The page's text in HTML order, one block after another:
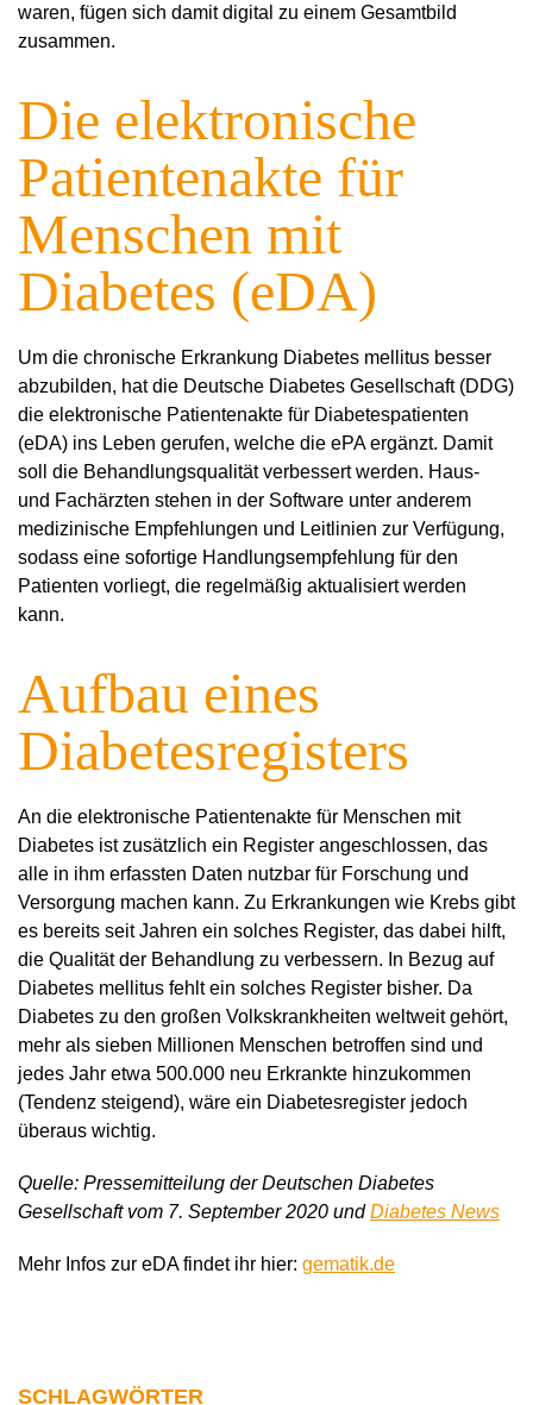
waren, fügen sich damit digital zu einem Gesamtbild
zusammen.
Die elektronische
Patientenakte für
Menschen mit
Diabetes (eDA)
Um die chronische Erkrankung Diabetes mellitus besser
abzubilden, hat die Deutsche Diabetes Gesellschaft (DDG)
die elektronische Patientenakte für Diabetespatienten
(eDA) ins Leben gerufen, welche die ePA ergänzt. Damit
soll die Behandlungsqualität verbessert werden. Haus-
und Fachärzten stehen in der Software unter anderem
medizinische Empfehlungen und Leitlinien zur Verfügung,
sodass eine sofortige Handlungsempfehlung für den
Patienten vorliegt, die regelmäßig aktualisiert werden
kann.
Aufbau eines
Diabetesregisters
An die elektronische Patientenakte für Menschen mit
Diabetes ist zusätzlich ein Register angeschlossen, das
alle in ihm erfassten Daten nutzbar für Forschung und
Versorgung machen kann. Zu Erkrankungen wie Krebs gibt
es bereits seit Jahren ein solches Register, das dabei hilft,
die Qualität der Behandlung zu verbessern. In Bezug auf
Diabetes mellitus fehlt ein solches Register bisher. Da
Diabetes zu den großen Volkskrankheiten weltweit gehört,
mehr als sieben Millionen Menschen betroffen sind und
jedes Jahr etwa 500.000 neu Erkrankte hinzukommen
(Tendenz steigend), wäre ein Diabetesregister jedoch
überaus wichtig.
Quelle: Pressemitteilung der Deutschen Diabetes
Gesellschaft vom 7. September 2020 undDiabetes News
Mehr Infos zur eDA findet ihr hier: gematik.de
SCHLAGWÖRTER